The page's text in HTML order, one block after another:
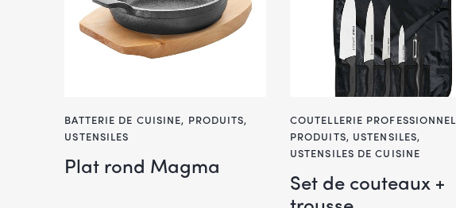
BATTERIE DE CUISINE, PRODUITS,
USTENSILES
Plat rond Magma
COUTELLERIE
PRODUITS, USTENSILES,
USTENSILES DE CUISINE
Set de couteaux +